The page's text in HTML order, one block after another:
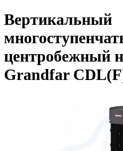
Вертикальный
центробежный
Grandfar